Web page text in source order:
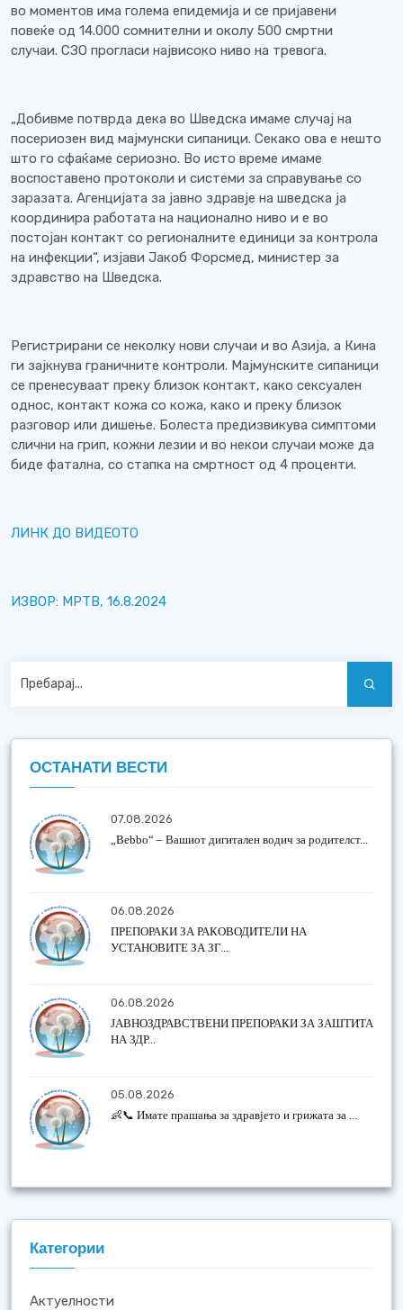
во моментов има голема епидемија и се пријавени
повеќе од 14.000 сомнителни и околу 500 смртни
случаи. СЗО прогласи највисоко ниво на тревога.
„Добивме потврда дека во Шведска имаме случај на
посериозен вид мајмунски сипаници. Секако ова е нешто
што го сфаќаме сериозно. Во исто време имаме
воспоставено протоколи и системи за справување со
заразата. Агенцијата за јавно здравје на шведска ја
координира работата на национално ниво и е во
постојан контакт со регионалните единици за контрола
на инфекции“, изјави Јакоб Форсмед, министер за
здравство на Шведска.
Регистрирани се неколку нови случаи и во Азија, а Кина
ги зајкнува граничните контроли. Мајмунските сипаници
се пренесуваат преку близок контакт, како сексуален
однос, контакт кожа со кожа, како и преку близок
разговор или дишење. Болеста предизвикува симптоми
слични на грип, кожни лезии и во некои случаи може да
биде фатална, со стапка на смртност од 4 проценти.
ЛИНК ДО ВИДЕОТО
ИЗВОР: МРТВ, 16.8.2024
ОСТАНАТИ ВЕСТИ
07.08.2026
„Bebbo“ – Вашиот дигитален водич за родителст...
06.08.2026
ПРЕПОРАКИ ЗА РАКОВОДИТЕЛИ НА
УСТАНОВИТЕ ЗА ЗГ...
06.08.2026
ЈАВНОЗДРАВСТВЕНИ ПРЕПОРАКИ ЗА ЗАШТИТА
НА ЗДР...
05.08.2026
👶📞 Имате прашања за здравјето и грижата за ...
Категории
Актуелности